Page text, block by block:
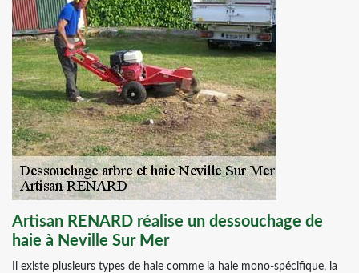
Artisan RENARD réalise un dessouchage de
haie à Neville Sur Mer
Il existe plusieurs types de haie comme la haie mono-spécifique, la